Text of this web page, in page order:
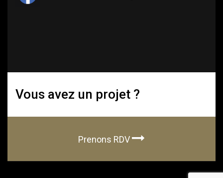
Vous avez un projet ?
Prenons RDV